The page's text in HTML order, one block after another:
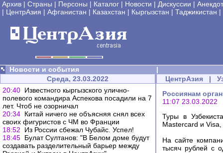
Архив | Страны | Персоны | Каталог | Новости | Дискуссии |
| ЦентрАзия | Афганистан | Казахстан | Кыргызстан | Таджикистан |
Новости и события
|
Среда, 23.03.2022
20:40 Известного кыргызского улично-
полевого командира Аспекова посадили на 7
лет. Чтоб не озорничал
20:34 Китай ничего не объясняя снял всех
своих фигуристов с ЧМ во Франции
18:52
Из России сбежал Чубайс. Успел!
18:45 Булат Султанов: "В Белом доме будут
создавать разделительный барьер между
ЦентрАзия |
Россиянам
11:07 23.03.2022
Туры в
Mastercard и Visa,
На сайте
тысяч рублей с